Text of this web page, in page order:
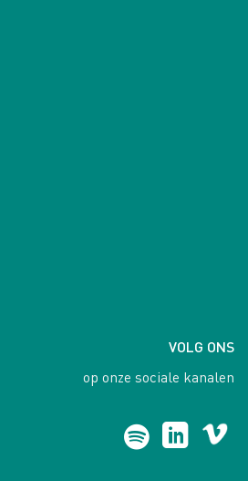
VOLG ONS
op onze sociale kanalen